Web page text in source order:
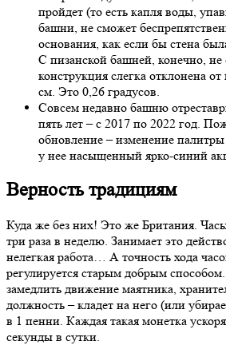
пройдет (то есть капля воды,
башни, не сможет
основания, как если бы стена
С пизанской башней, конечно, не
конструкция слегка отклонена
см. Это 0,26 градусов.
Совсем недавно башню
пять лет – с 2017 по 2022 год.
обновление – изменение
у нее насыщенный ярко-синий
Верность традициям
Куда же без них! Это же Британия.
три раза в неделю. Занимает это
нелегкая работа… А точность хода
регулируется старым добрым
замедлить движение маятника,
должность – кладет на него (или
в 1 пенни. Каждая такая монетка
секунды в сутки.